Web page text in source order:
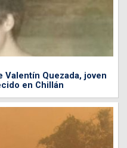
Valentín Quezada, joven
en Chillán